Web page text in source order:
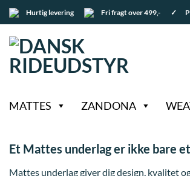
Fortsæt
til
indhold
Hurtig levering Fri fragt over 499,- ✓
MATTES ZANDONA
Et Mattes underlag er ikke bare
Mattes underlag giver dig design, kvalitet